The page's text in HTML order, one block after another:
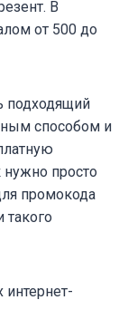
В
от 500 до
подходящий
способом и
нужно просто
промокода
такого